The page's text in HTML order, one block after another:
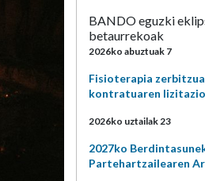
BANDO eguzki
betaurrekoak
2026ko abuztuak 7
Fisioterapia
kontratuaren
2026ko uztailak 23
2027ko
Partehartzailearen